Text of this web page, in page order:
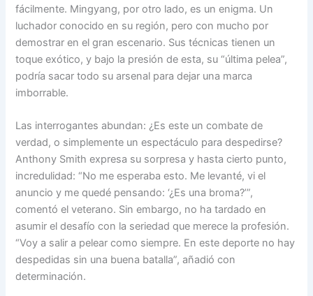
fácilmente. Mingyang, por otro lado, es un enigma. Un
luchador conocido en su región, pero con mucho por
demostrar en el gran escenario. Sus técnicas tienen un
toque exótico, y bajo la presión de esta, su “última pelea”,
podría sacar todo su arsenal para dejar una marca
imborrable.
Las interrogantes abundan: ¿Es este un combate de
verdad, o simplemente un espectáculo para despedirse?
Anthony Smith expresa su sorpresa y hasta cierto punto,
incredulidad: “No me esperaba esto. Me levanté, vi el
anuncio y me quedé pensando: ‘¿Es una broma?’”,
comentó el veterano. Sin embargo, no ha tardado en
asumir el desafío con la seriedad que merece la profesión.
“Voy a salir a pelear como siempre. En este deporte no hay
despedidas sin una buena batalla”, añadió con
determinación.